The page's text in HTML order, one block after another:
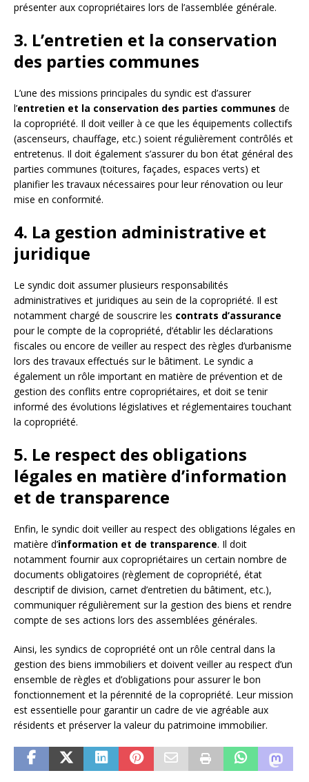
présenter aux copropriétaires lors de l’assemblée générale.
3. L’entretien et la conservation
des parties communes
L’une des missions principales du syndic est d’assurer
l’entretien et la conservation des parties communes de
la copropriété. Il doit veiller à ce que les équipements collectifs
(ascenseurs, chauffage, etc.) soient régulièrement contrôlés et
entretenus. Il doit également s’assurer du bon état général des
parties communes (toitures, façades, espaces verts) et
planifier les travaux nécessaires pour leur rénovation ou leur
mise en conformité.
4. La gestion administrative et
juridique
Le syndic doit assumer plusieurs responsabilités
administratives et juridiques au sein de la copropriété. Il est
notamment chargé de souscrire les contrats d’assurance
pour le compte de la copropriété, d’établir les déclarations
fiscales ou encore de veiller au respect des règles d’urbanisme
lors des travaux effectués sur le bâtiment. Le syndic a
également un rôle important en matière de prévention et de
gestion des conflits entre copropriétaires, et doit se tenir
informé des évolutions législatives et réglementaires touchant
la copropriété.
5. Le respect des obligations
légales en matière d’information
et de transparence
Enfin, le syndic doit veiller au respect des obligations légales en
matière d’information et de transparence. Il doit
notamment fournir aux copropriétaires un certain nombre de
documents obligatoires (règlement de copropriété, état
descriptif de division, carnet d’entretien du bâtiment, etc.),
communiquer régulièrement sur la gestion des biens et rendre
compte de ses actions lors des assemblées générales.
Ainsi, les syndics de copropriété ont un rôle central dans la
gestion des biens immobiliers et doivent veiller au respect d’un
ensemble de règles et d’obligations pour assurer le bon
fonctionnement et la pérennité de la copropriété. Leur mission
est essentielle pour garantir un cadre de vie agréable aux
résidents et préserver la valeur du patrimoine immobilier.